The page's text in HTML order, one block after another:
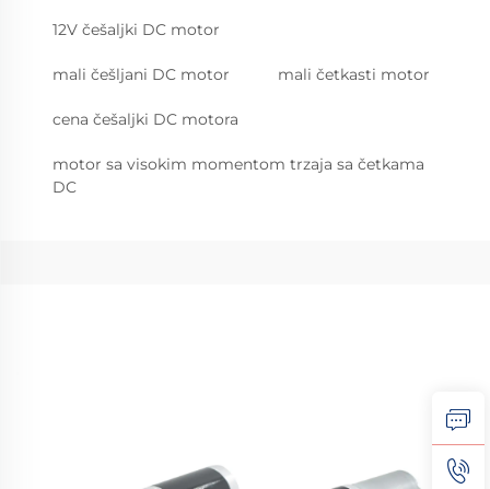
12V češaljki DC motor
mali češljani DC motor mali četkasti motor
cena češaljki DC motora
motor sa visokim momentom trzaja sa četkama
DC